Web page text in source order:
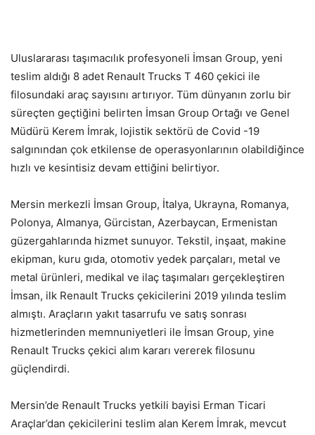
Uluslararası taşımacılık profesyoneli İmsan Group, yeni
teslim aldığı 8 adet Renault Trucks T 460 çekici ile
filosundaki araç sayısını artırıyor. Tüm dünyanın zorlu bir
süreçten geçtiğini belirten İmsan Group Ortağı ve Genel
Müdürü Kerem İmrak, lojistik sektörü de Covid -19
salgınından çok etkilense de operasyonlarının olabildiğince
hızlı ve kesintisiz devam ettiğini belirtiyor.
Mersin merkezli İmsan Group, İtalya, Ukrayna, Romanya,
Polonya, Almanya, Gürcistan, Azerbaycan, Ermenistan
güzergahlarında hizmet sunuyor. Tekstil, inşaat, makine
ekipman, kuru gıda, otomotiv yedek parçaları, metal ve
metal ürünleri, medikal ve ilaç taşımaları gerçekleştiren
İmsan, ilk Renault Trucks çekicilerini 2019 yılında teslim
almıştı. Araçların yakıt tasarrufu ve satış sonrası
hizmetlerinden memnuniyetleri ile İmsan Group, yine
Renault Trucks çekici alım kararı vererek filosunu
güçlendirdi.
Mersin’de Renault Trucks yetkili bayisi Erman Ticari
Araçlar’dan çekicilerini teslim alan Kerem İmrak, mevcut